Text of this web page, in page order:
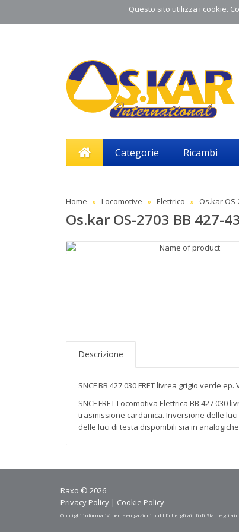
Questo sito utilizza i cookie.
Categorie Ricambi
Home Locomotive Elettrico Os.kar
Os.kar OS-2703 BB 427-
Descrizione
SNCF BB 427 030 FRET livrea grigio verde ep.
SNCF FRET Locomotiva Elettrica BB 427
trasmissione cardanica. Inversione delle
delle luci di testa disponibili sia in
Raxo © 2026
Privacy Policy | Cookie Policy
Obblighi informativi per le erogazioni pubbliche: gli aiuti di Stato e gli